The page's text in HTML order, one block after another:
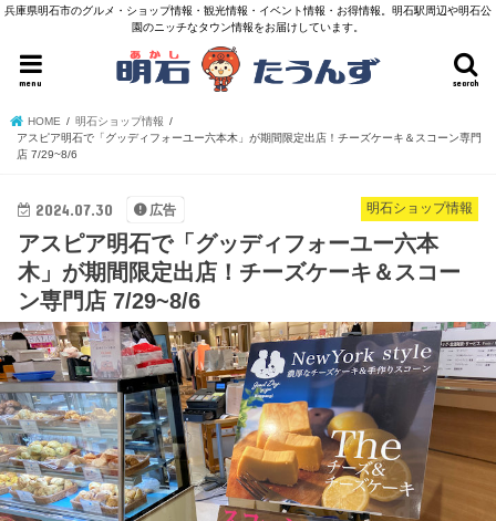
兵庫県明石市のグルメ・ショップ情報・観光情報・イベント情報・お得情報。明石駅周辺や明石公
園のニッチなタウン情報をお届けしています。
search
menu
HOME
明石ショップ情報
アスピア明石で「グッディフォーユー六本木」が期間限定出店！チーズケーキ＆スコーン専門
店 7/29~8/6
明石ショップ情報
2024.07.30 広告
アスピア明石で「グッディフォーユー六本
木」が期間限定出店！チーズケーキ＆スコー
ン専門店 7/29~8/6